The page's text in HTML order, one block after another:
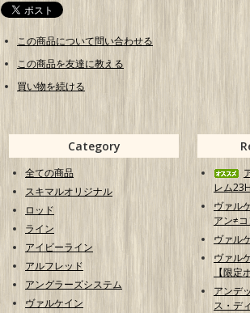
この商品について問い合わせる
この商品を友達に教える
買い物を続ける
Category
全ての商品
スキマルオリジナル
ロッド
ライン
アイビーライン
アルフレッド
アングラーズシステム
ヴァルケイン
レム
ヴァル
アン≠
ヴァル
ヴァル
【限定
アンデ
ス・デ